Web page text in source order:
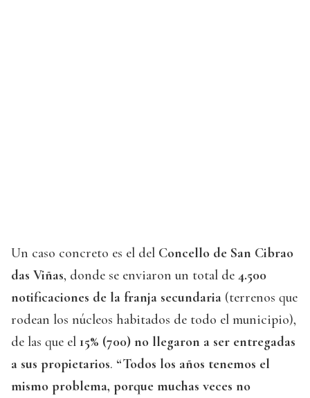
Un caso concreto es el del Concello de San Cibrao
das Viñas, donde se enviaron un total de 4.500
notificaciones de la franja secundaria (terrenos que
rodean los núcleos habitados de todo el municipio),
de las que el 15% (700) no llegaron a ser entregadas
a sus propietarios. “Todos los años tenemos el
mismo problema, porque muchas veces no